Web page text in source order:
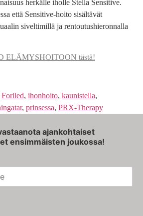
herkälle iholle Stella Sensitive.
että Sensitive-hoito sisältävät
siveltimillä ja rentoutushieronnalla
ELÄMYSHOITOON tästä!
Forlled, ihonhoito, kaunistella,
, prinsessa, PRX-Therapy
ajankohtaiset
ensimmäisten joukossa!